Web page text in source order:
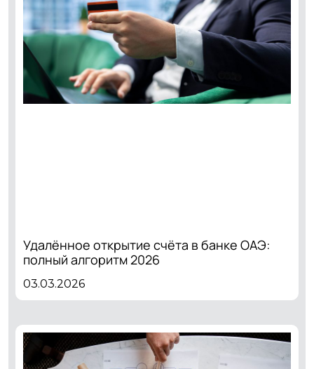
Удалённое открытие счёта в банке ОАЭ:
полный алгоритм 2026
03.03.2026